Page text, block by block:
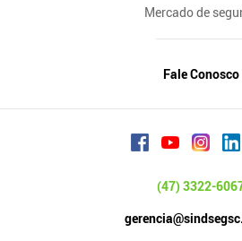
Mercado de
Fale Conosco
(47) 3322-